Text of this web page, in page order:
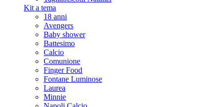
Kit a tema
18 anni
Avengers
Baby shower
Battesimo
Calcio
Comunione
Finger Food
Fontane Luminose
Laurea
Minnie